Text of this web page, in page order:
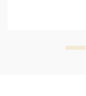
margin-bottom: